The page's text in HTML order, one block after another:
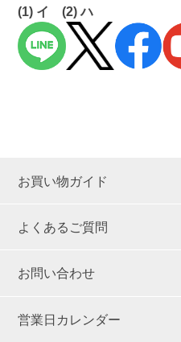
(1) イ (2) ハ
お買い物ガイド
よくあるご質問
お問い合わせ
営業日カレンダー